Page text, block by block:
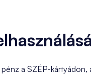
a SZÉP-